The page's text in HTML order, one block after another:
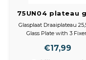
75UN04 plateau
25.5 cm
Glasplaat Draaiplateau
Glass Plate with 3
25,5 cm.
€17,99